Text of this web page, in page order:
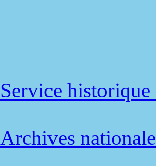
Service historique
Archives